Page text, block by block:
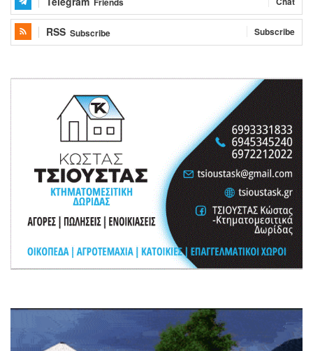
RSS Subscribe Subscribe